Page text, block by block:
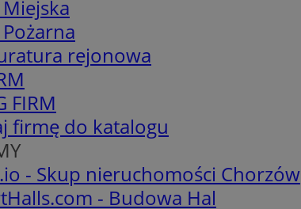
rejonowa
FIRM
firmę do katalogu
- Skup nieruchomości Chorzów
- Budowa Hal